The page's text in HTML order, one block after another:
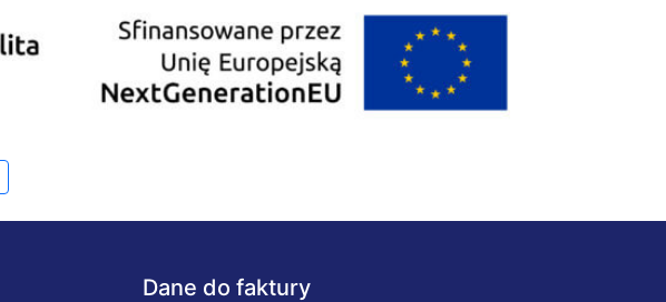
Dane do faktury